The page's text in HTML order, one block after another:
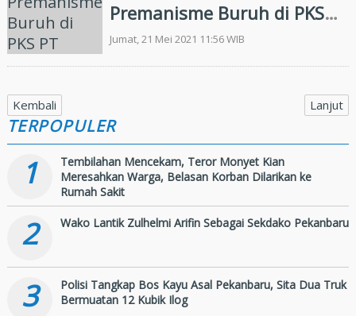
Premanisme Buruh di PKS
PT Karisma Agro Sejahtera
Jumat, 21 Mei 2021 11:56 WIB
Kembali Lanjut
TERPOPULER
1
Tembilahan Mencekam, Teror Monyet Kian
Meresahkan Warga, Belasan Korban Dilarikan ke
Rumah Sakit
2 Wako Lantik Zulhelmi Arifin Sebagai Sekdako Pekanbaru
3
Polisi Tangkap Bos Kayu Asal Pekanbaru, Sita Dua Truk
Bermuatan 12 Kubik Ilog